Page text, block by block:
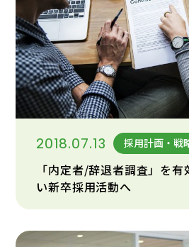
2018.07.13 採用計画・戦
「内定者/辞退者調査」を
い新卒採用活動へ